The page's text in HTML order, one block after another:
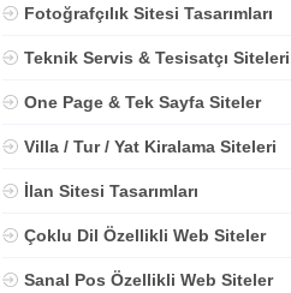
Fotoğrafçılık Sitesi Tasarımları
Teknik Servis & Tesisatçı Siteleri
One Page & Tek Sayfa Siteler
Villa / Tur / Yat Kiralama Siteleri
İlan Sitesi Tasarımları
Çoklu Dil Özellikli Web Siteler
Sanal Pos Özellikli Web Siteler